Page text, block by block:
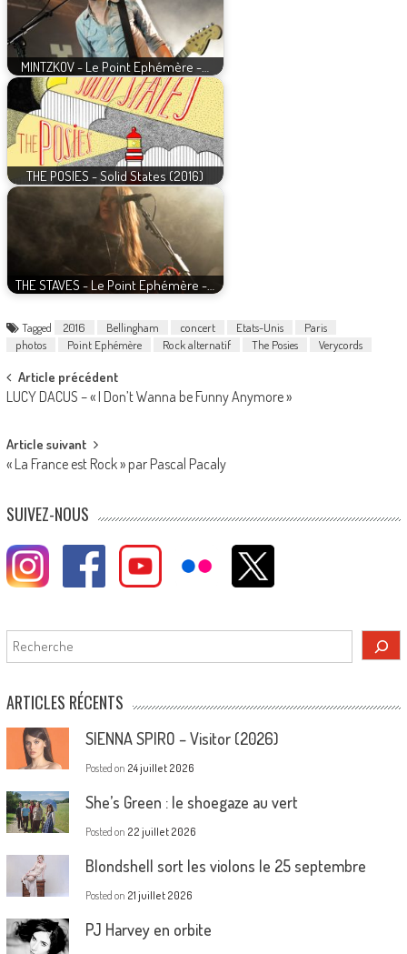
MINTZKOV - Le Point Ephémère -…
THE POSIES - Solid States (2016)
THE STAVES - Le Point Ephémère -…
Tagged 2016 Bellingham concert Etats-Unis
Paris
photos
Point Ephémère Rock alternatif The Posies Verycords
Post
navigation
Article précédent
LUCY DACUS – « I Don’t Wanna be Funny Anymore »
Article suivant
« La France est Rock » par Pascal Pacaly
SUIVEZ-NOUS
Rechercher
ARTICLES RÉCENTS
SIENNA SPIRO – Visitor (2026)
Posted on 24 juillet 2026
She’s Green : le shoegaze au vert
Posted on 22 juillet 2026
Blondshell sort les violons le 25 septembre
Posted on 21 juillet 2026
PJ Harvey en orbite